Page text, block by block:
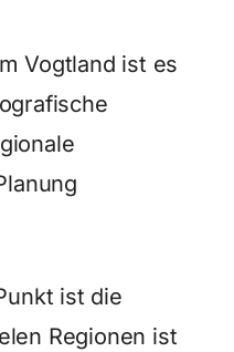
Vogtland ist es
ist die
Regionen ist